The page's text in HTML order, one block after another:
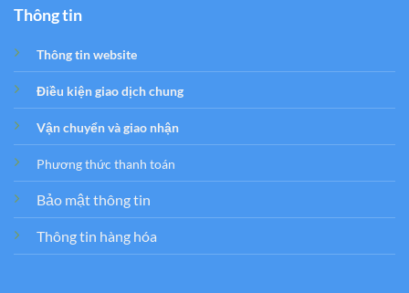
Thông tin
Thông tin website
Điều kiện giao dịch chung
Vận chuyển và giao nhận
Phương thức thanh toán
Bảo mật thông tin
Thông tin hàng hóa